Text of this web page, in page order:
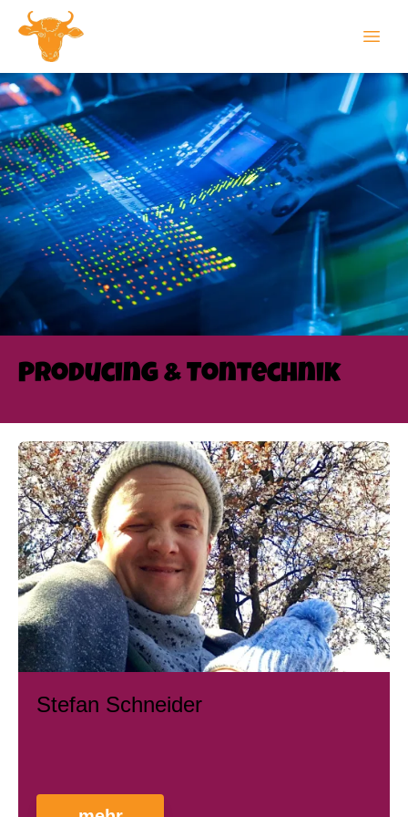
Producing & Tontechnik
Stefan Schneider